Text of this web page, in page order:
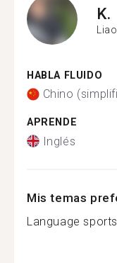
K.
HABLA FLUIDO
Chino
APRENDE
Inglés
Mis temas
Language